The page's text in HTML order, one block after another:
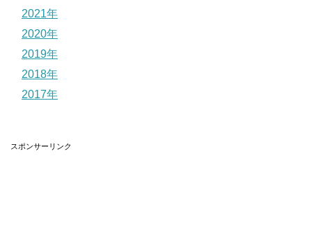
2021年
2020年
2019年
2018年
2017年
スポンサーリンク